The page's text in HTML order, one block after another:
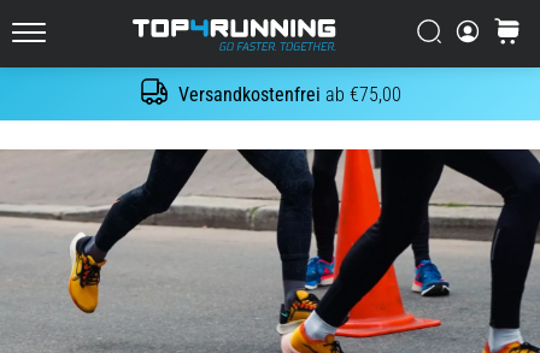
Versandkostenfrei ab €75,00
Suchen
tut
Vorteile